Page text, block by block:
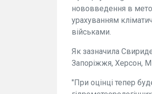
нововведення в
урахуванням
військами.
Як зазначила
Запоріжжя, Херсон,
"При оцінці тепер